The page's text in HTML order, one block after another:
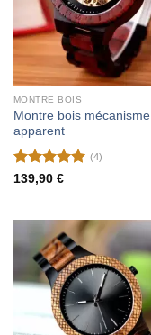
MONTRE BOIS
Montre bois mécanisme
apparent
Note5 sur
(4)
139,90 €